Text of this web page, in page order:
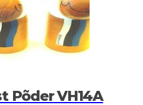
Põder VH14A